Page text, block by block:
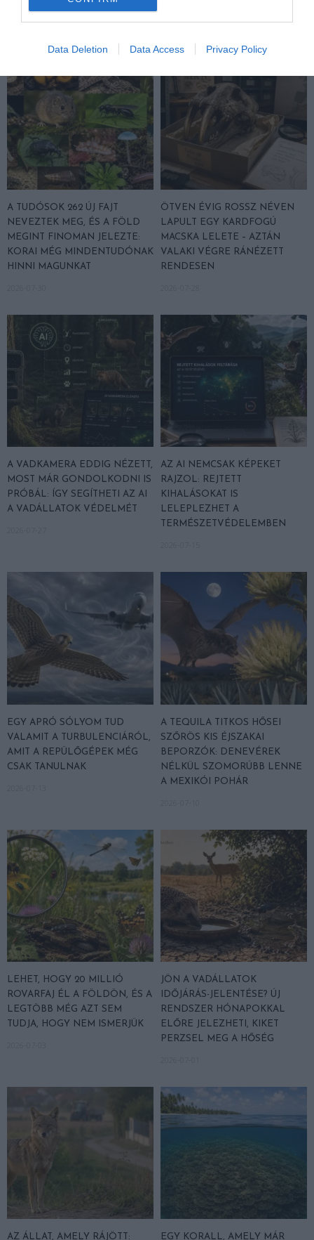
Data Deletion Data Access Privacy Policy
A TUDÓSOK 262 ÚJ FAJT
NEVEZTEK MEG, ÉS A FÖLD
MEGINT FINOMAN JELEZTE:
KORAI MÉG MINDENTUDÓNAK
HINNI MAGUNKAT
ÖTVEN ÉVIG ROSSZ NÉVEN
LAPULT EGY KARDFOGÚ
MACSKA LELETE – AZTÁN
VALAKI VÉGRE RÁNÉZETT
RENDESEN
A VADKAMERA EDDIG NÉZETT,
MOST MÁR GONDOLKODNI IS
PRÓBÁL: ÍGY SEGÍTHETI AZ AI
A VADÁLLATOK VÉDELMÉT
AZ AI NEMCSAK KÉPEKET
RAJZOL: REJTETT
KIHALÁSOKAT IS
LELEPLEZHET A
TERMÉSZETVÉDELEMBEN
EGY APRÓ SÓLYOM TUD
VALAMIT A TURBULENCIÁRÓL,
AMIT A REPÜLŐGÉPEK MÉG
CSAK TANULNAK
A TEQUILA TITKOS HŐSEI
SZŐRÖS KIS ÉJSZAKAI
BEPORZÓK: DENEVÉREK
NÉLKÜL SZOMORÚBB LENNE
A MEXIKÓI POHÁR
LEHET, HOGY 20 MILLIÓ
ROVARFAJ ÉL A FÖLDÖN, ÉS A
LEGTÖBB MÉG AZT SEM
TUDJA, HOGY NEM ISMERJÜK
JÖN A VADÁLLATOK
IDŐJÁRÁS-JELENTÉSE? ÚJ
RENDSZER HÓNAPOKKAL
ELŐRE JELEZHETI, KIKET
PERZSEL MEG A HŐSÉG
AZ ÁLLAT, AMELY RÁJÖTT: EGY KORALL, AMELY MÁR